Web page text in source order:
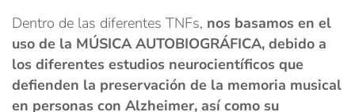
Dentro de las diferentes TNFs, nos basamos en el
uso de la MÚSICA AUTOBIOGRÁFICA, debido a
los diferentes estudios neurocientíficos que
defienden la preservación de la memoria musical
en personas con Alzheimer, así como su